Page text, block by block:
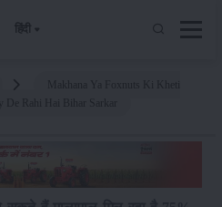
हिंदी